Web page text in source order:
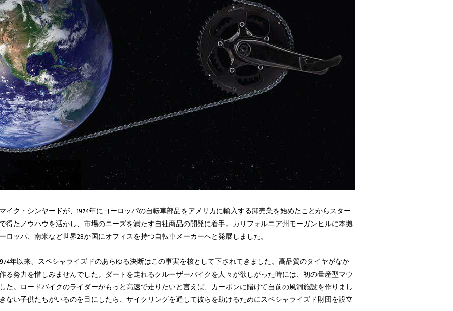
イク・シンヤードが、1974年にヨーロッパの自転車部品をアメリカに輸入する卸売業を始めたことからスター
得たノウハウを活かし、市場のニーズを満たす自社商品の開発に着手。カリフォルニア州モーガンヒルに本拠
ロッパ、南米など世界28か国にオフィスを持つ自転車メーカーへと発展しました。
年以来、スペシャライズドのあらゆる決断はこの事実を核として下されてきました。高品質のタイヤがなか
る努力を惜しみませんでした。ダートを走れるクルーザーバイクを人々が欲しがった時には、初の量産型マウ
た。ロードバイクのライダーがもっと高速で走りたいと言えば、カーボンに賭けて自前の風洞施設を作りまし
ない子供たちがいるのを目にしたら、サイクリングを通して彼らを助けるためにスペシャライズド財団を設立